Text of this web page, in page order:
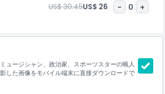
US$ 30.45US$ 26 - 0 +
ュージシャン、政治家、スポーツスターの蝋人
した画像をモバイル端末に直接ダウンロードで